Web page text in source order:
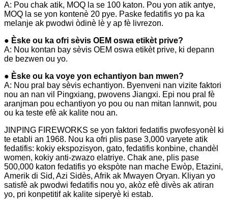
A: Pou chak atik, MOQ la se 100 katon. Pou yon atik antye,
MOQ la se yon kontenè 20 pye. Paske fedatifis yo pa ka
melanje ak pwodwi òdinè lè y ap fè livrezon.
● Èske ou ka ofri sèvis OEM oswa etikèt prive?
A: Nou kontan bay sèvis OEM oswa etikèt prive, ki depann
de bezwen ou yo.
● Èske ou ka voye yon echantiyon ban mwen?
A: Nou pral bay sèvis echantiyon. Byenveni nan vizite faktori
nou an nan vil Pingxiang, pwovens Jiangxi. Epi nou pral fè
aranjman pou echantiyon yo pou ou nan mitan lannwit, pou
ou ka teste efè ak kalite nou an.
JINPING FIREWORKS se yon faktori fedatifis pwofesyonèl ki
te etabli an 1968. Nou ka ofri plis pase 3,000 varyete atik
fedatifis: kokiy ekspozisyon, gato, fedatifis konbine, chandèl
women, kokiy anti-zwazo elatriye. Chak ane, plis pase
500,000 katon fedatifis yo ekspòte nan mache Ewòp, Etazini,
Amerik di Sid, Azi Sidès, Afrik ak Mwayen Oryan. Kliyan yo
satisfè ak pwodwi fedatifis nou yo, akòz efè divès ak atiran
yo, pri konpetitif ak kalite siperyè ki estab.